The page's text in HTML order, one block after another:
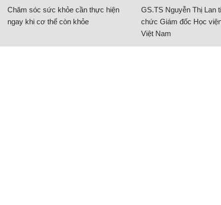
Chăm sóc sức khỏe cần thực hiện
ngay khi cơ thể còn khỏe
GS.TS Nguyễn Thị Lan
chức Giám đốc Học
Việt Nam